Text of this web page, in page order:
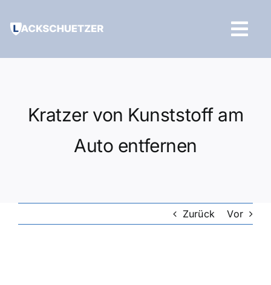
Inhalt
Kratzer von Kunststoff am
Auto entfernen
Zurück Vor